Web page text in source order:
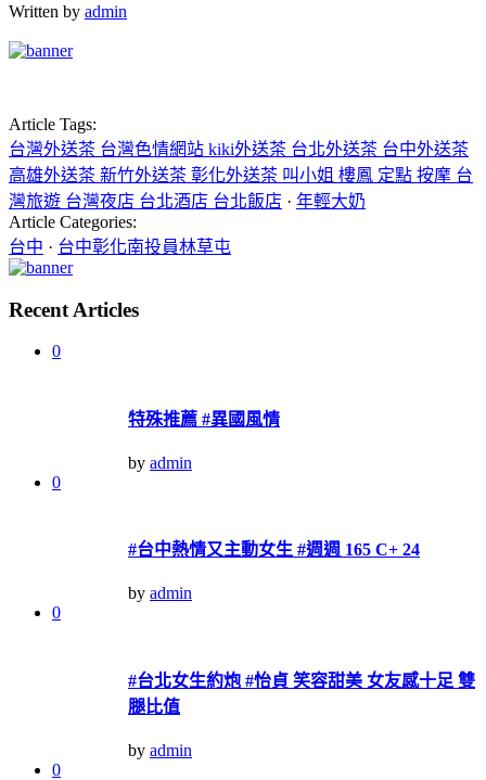
Written by admin
Article Tags:
台灣外送茶 台灣色情網站 kiki外送茶 台北外送茶 台中外送茶
高雄外送茶 新竹外送茶 彰化外送茶 叫小姐 樓鳳 定點 按摩 台
灣旅遊 台灣夜店 台北酒店 台北飯店 · 年輕大奶
Article Categories:
台中 · 台中彰化南投員林草屯
Recent Articles
0
特殊推薦 #異國風情
by admin
0
#台中熱情又主動女生 #週週 165 C+ 24
by admin
0
#台北女生約炮 #怡貞 笑容甜美 女友感十足 雙
腿比值
by admin
0